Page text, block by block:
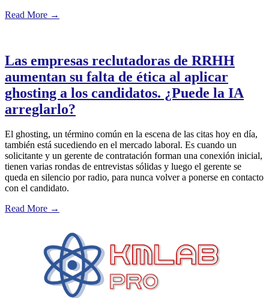
Read More →
Las empresas reclutadoras de RRHH
aumentan su falta de ética al aplicar
ghosting a los candidatos. ¿Puede la IA
arreglarlo?
El ghosting, un término común en la escena de las citas hoy en día,
también está sucediendo en el mercado laboral. Es cuando un
solicitante y un gerente de contratación forman una conexión inicial,
tienen varias rondas de entrevistas sólidas y luego el gerente se
queda en silencio por radio, para nunca volver a ponerse en contacto
con el candidato.
Read More →